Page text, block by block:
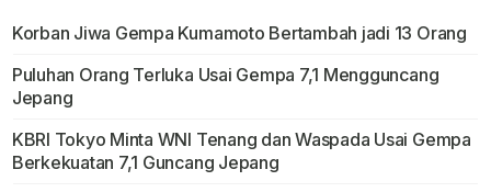
Korban Jiwa Gempa Kumamoto Bertambah jadi 13 Orang
Puluhan Orang Terluka Usai Gempa 7,1 Mengguncang
Jepang
KBRI Tokyo Minta WNI Tenang dan Waspada Usai Gempa
Berkekuatan 7,1 Guncang Jepang